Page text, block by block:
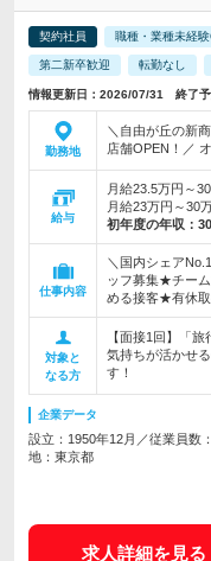
契約社員 職種・業種未経
第二新卒歓迎 転勤なし
情報更新日：2026/07/31 終了
勤務地
＼自由が丘の新
店舗OPEN！／
給与
月給23.5万円～
月給23万円～30
初年度の年収：
仕事内容
＼国内シェア
ッフ募集★チー
める接客★有休
対象と
なる方
【面接1回】「
気持ちが活かせ
す！
企業データ
設立：1950年12月／従業員数
地：東京都
求人詳細を見る